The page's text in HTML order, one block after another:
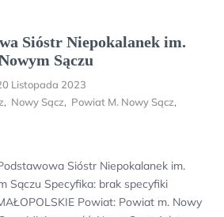
Sióstr Niepokalanek im.
Sączu
Listopada 2023
, Nowy Sącz, Powiat M. Nowy Sącz,
Sióstr Niepokalanek im.
Sączu Specyfika: brak specyfiki
Powiat: Powiat m. Nowy